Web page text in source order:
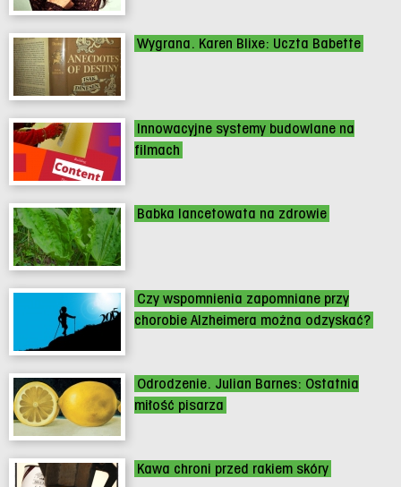
Wygrana. Karen Blixe: Uczta Babette
Innowacyjne systemy budowlane na
filmach
Babka lancetowata na zdrowie
Czy wspomnienia zapomniane przy
chorobie Alzheimera można odzyskać?
Odrodzenie. Julian Barnes: Ostatnia
miłość pisarza
Kawa chroni przed rakiem skóry